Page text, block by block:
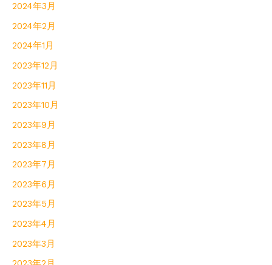
2024年3月
2024年2月
2024年1月
2023年12月
2023年11月
2023年10月
2023年9月
2023年8月
2023年7月
2023年6月
2023年5月
2023年4月
2023年3月